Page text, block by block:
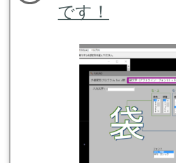
です！